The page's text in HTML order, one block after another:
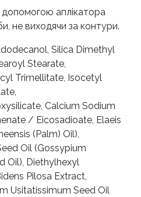
допомогою аплікатора
не виходячи за контури.
Silica Dimethyl
Stearate,
Trimellitate, Isocetyl
Calcium Sodium
/ Eicosadioate, Elaeis
(Palm) Oil),
Oil (Gossypium
Oil), Diethylhexyl
Pilosa Extract,
Usitatissimum Seed Oil